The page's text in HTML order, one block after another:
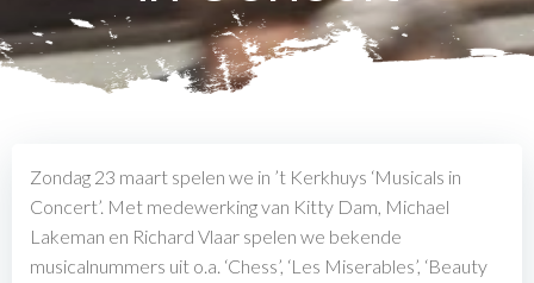
Zondag 23 maart spelen we in ’t Kerkhuys ‘Musicals in
Concert’. Met medewerking van Kitty Dam, Michael
Lakeman en Richard Vlaar spelen we bekende
musicalnummers uit o.a. ‘Chess’, ‘Les Miserables’, ‘Beauty